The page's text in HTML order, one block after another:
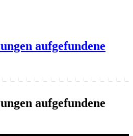
aufgefundene
aufgefundene